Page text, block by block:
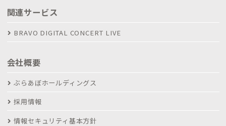
関連サービス
BRAVO DIGITAL CONCERT LIVE
会社概要
ぶらあぼホールディングス
採用情報
情報セキュリティ基本方針